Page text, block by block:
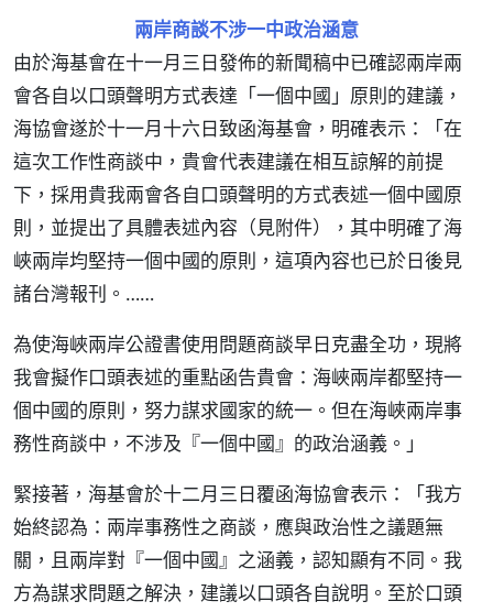
兩岸商談不涉一中政治涵意
由於海基會在十一月三日發佈的新聞稿中已確認兩岸兩
會各自以口頭聲明方式表達「一個中國」原則的建議，
海協會遂於十一月十六日致函海基會，明確表示：「在
這次工作性商談中，貴會代表建議在相互諒解的前提
下，採用貴我兩會各自口頭聲明的方式表述一個中國原
則，並提出了具體表述內容（見附件），其中明確了海
峽兩岸均堅持一個中國的原則，這項內容也已於日後見
諸台灣報刊。……
為使海峽兩岸公證書使用問題商談早日克盡全功，現將
我會擬作口頭表述的重點函告貴會：海峽兩岸都堅持一
個中國的原則，努力謀求國家的統一。但在海峽兩岸事
務性商談中，不涉及『一個中國』的政治涵義。」
緊接著，海基會於十二月三日覆函海協會表示：「我方
始終認為：兩岸事務性之商談，應與政治性之議題無
關，且兩岸對『一個中國』之涵義，認知顯有不同。我
方為謀求問題之解決，建議以口頭各自說明。至於口頭